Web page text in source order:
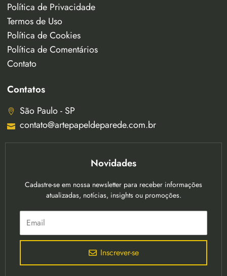
Política de Privacidade
Termos de Uso
Política de Cookies
Política de Comentários
Contato
Contatos
São Paulo - SP
contato@artepapeldeparede.com.br
Novidades
Cadastre-se em nossa newsletter para receber informações
atualizadas, notícias, insights ou promoções.
Inscrever-se